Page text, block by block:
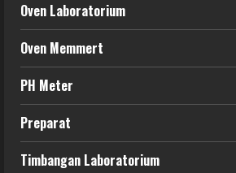
Oven Laboratorium
Oven Memmert
PH Meter
Preparat
Timbangan Laboratorium